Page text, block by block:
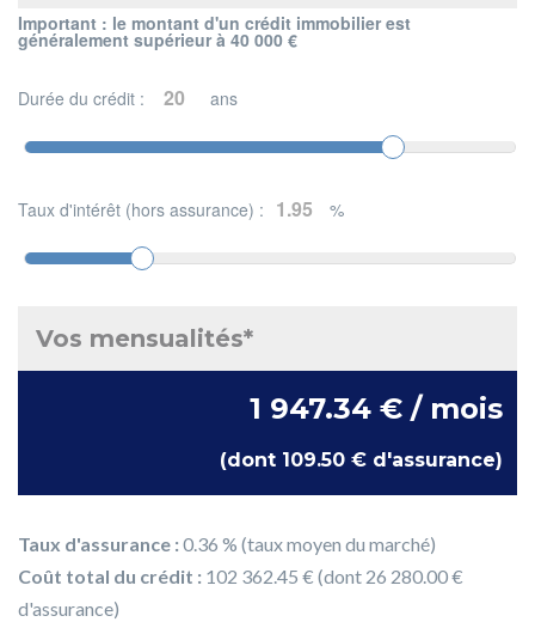
Important : le montant d'un crédit immobilier est
généralement supérieur à 40 000 €
Durée du crédit : ans
Taux d'intérêt (hors assurance) : %
Vos mensualités*
1 947.34 € / mois
(dont 109.50 € d'assurance)
Taux d'assurance :0.36 % (taux moyen du marché)
Coût total du crédit : 102 362.45 € (dont 26 280.00 €
d'assurance)